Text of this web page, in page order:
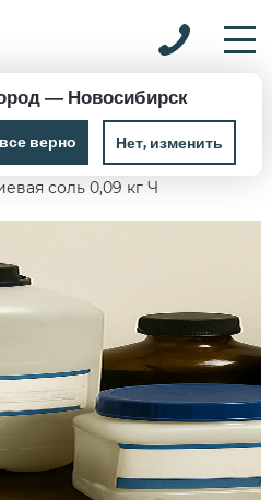
— Новосибирск
верно Нет, изменить
реактивы
соль 0,09 кг Ч